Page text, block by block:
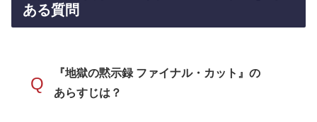
ある質問
Q
『地獄の黙示録 ファイナル・カット』の
あらすじは？